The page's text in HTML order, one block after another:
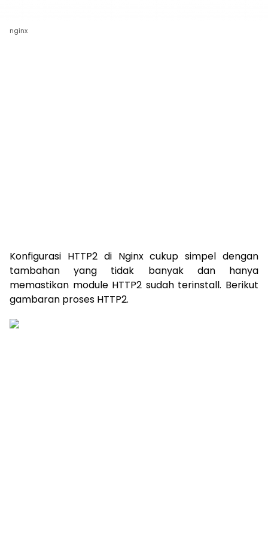
nginx
Konfigurasi HTTP2 di Nginx cukup simpel dengan
tambahan yang tidak banyak dan hanya
memastikan module HTTP2 sudah terinstall. Berikut
gambaran proses HTTP2.